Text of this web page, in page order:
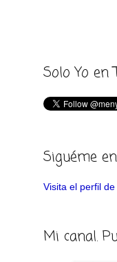
Solo Yo en
Siguéme
Visita el perfil
Mi canal.